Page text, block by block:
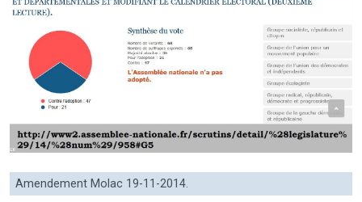
Amendement Molac 19-11-2014.